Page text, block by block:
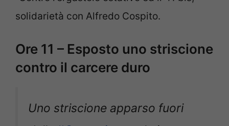
solidarietà con Alfredo Cospito.
Ore 11 – Esposto uno striscione
contro il carcere duro
Uno striscione apparso fuori